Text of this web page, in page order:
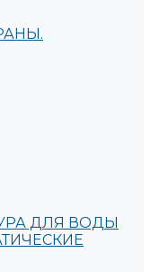
ДЛЯ ВОДЫ